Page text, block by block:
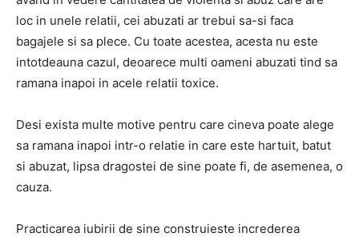
loc in unele relatii, cei abuzati ar trebui sa-si faca
bagajele si sa plece. Cu toate acestea, acesta nu este
intotdeauna cazul, deoarece multi oameni abuzati tind sa
ramana inapoi in acele relatii toxice.
Desi exista multe motive pentru care cineva poate alege
sa ramana inapoi intr-o relatie in care este hartuit, batut
si abuzat, lipsa dragostei de sine poate fi, de asemenea, o
cauza.
Practicarea iubirii de sine construieste increderea